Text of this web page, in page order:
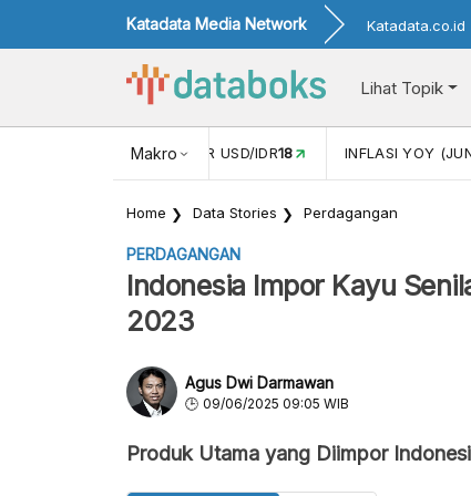
Katadata Media Network Katadata.co.id
Lihat Topik
Makro
NILAI TUKAR USD/IDR18 INFLASI YOY
Home Data Stories Perdagangan
PERDAGANGAN
Indonesia Impor Kayu
2023
Agus Dwi Darmawan
09/06/2025 09:05 WIB
Produk Utama yang Diimpor